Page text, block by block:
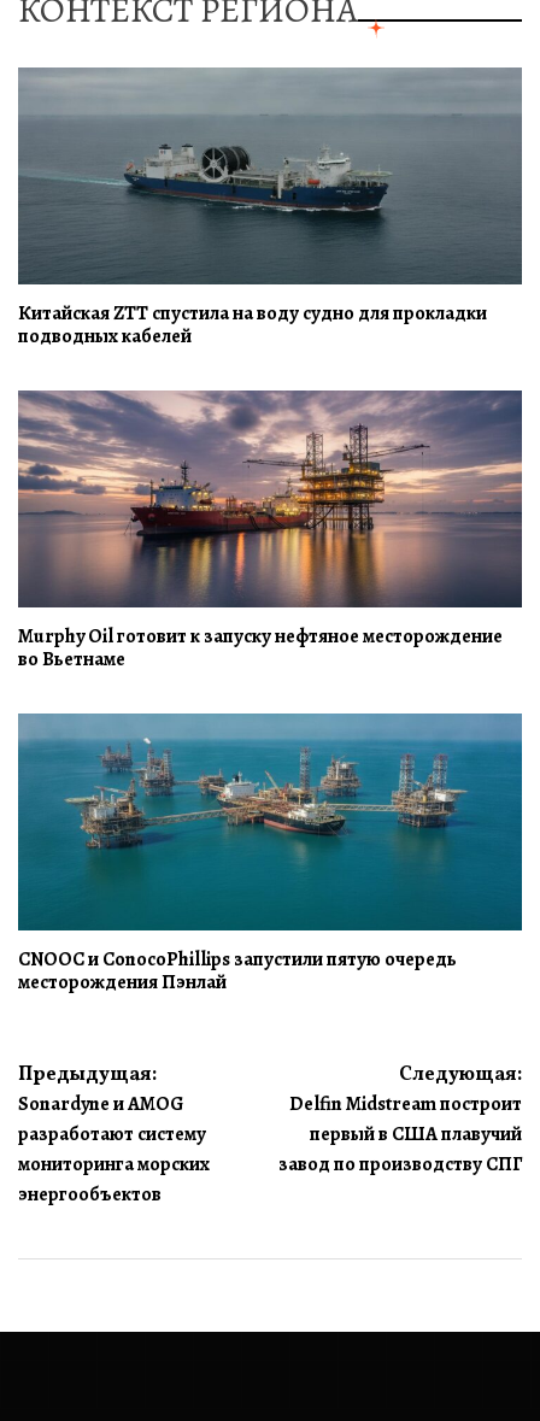
Китайская ZTT спустила на воду судно для прокладки
подводных кабелей
Murphy Oil готовит к запуску нефтяное месторождение
во Вьетнаме
CNOOC и ConocoPhillips запустили пятую очередь
месторождения Пэнлай
Навигация
по
записям
Предыдущая:
Sonardyne и AMOG
разработают систему
мониторинга морских
энергообъектов
Следующая:
Delfin Midstream построит
первый в США плавучий
завод по производству СПГ